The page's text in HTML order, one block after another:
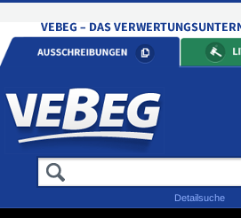
Detailsuche